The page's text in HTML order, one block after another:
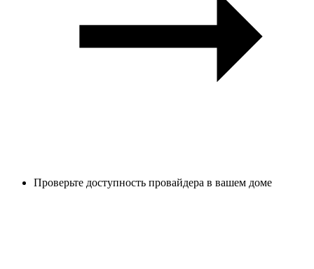
Проверьте доступность провайдера в вашем доме